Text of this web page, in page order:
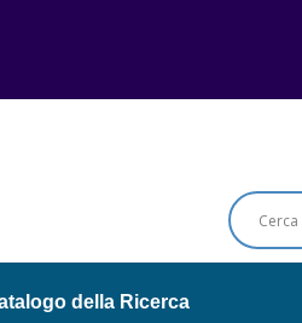
della Ricerca